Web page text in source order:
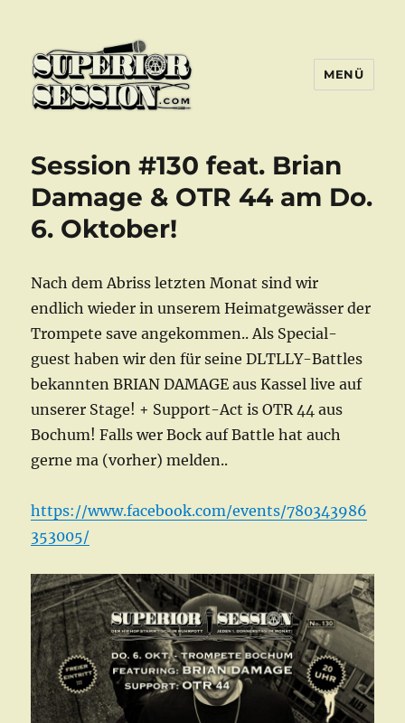
MENÜ
Session #130 feat. Brian
Damage & OTR 44 am Do.
6. Oktober!
Nach dem Abriss letzten Monat sind wir
endlich wieder in unserem Heimatgewässer der
Trompete save angekommen.. Als Special-
guest haben wir den für seine DLTLLY-Battles
bekannten BRIAN DAMAGE aus Kassel live auf
unserer Stage! + Support-Act is OTR 44 aus
Bochum! Falls wer Bock auf Battle hat auch
gerne ma (vorher) melden..
https://www.facebook.com/events/780343986
353005/